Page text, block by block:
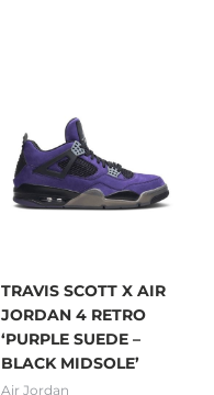
TRAVIS SCOTT X AIR
JORDAN 4 RETRO
‘PURPLE SUEDE –
BLACK MIDSOLE’
Air Jordan